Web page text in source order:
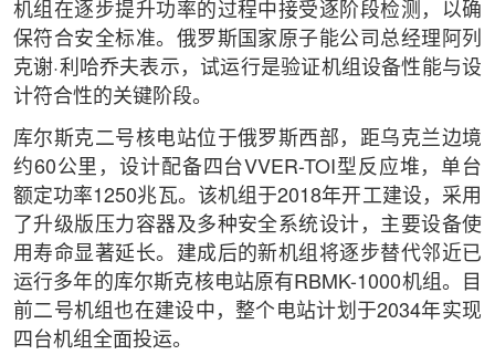
机组在逐步提升功率的过程中接受逐阶段检测，以确
保符合安全标准。俄罗斯国家原子能公司总经理阿列
克谢·利哈乔夫表示，试运行是验证机组设备性能与设
计符合性的关键阶段。
库尔斯克二号核电站位于俄罗斯西部，距乌克兰边境
约60公里，设计配备四台VVER-TOI型反应堆，单台
额定功率1250兆瓦。该机组于2018年开工建设，采用
了升级版压力容器及多种安全系统设计，主要设备使
用寿命显著延长。建成后的新机组将逐步替代邻近已
运行多年的库尔斯克核电站原有RBMK-1000机组。目
前二号机组也在建设中，整个电站计划于2034年实现
四台机组全面投运。